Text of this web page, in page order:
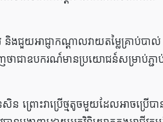
និងជួយអាជ្ញាកណ្តាលវាយតម្លៃគ្រាប់បាល់
ថាជាឧបករណ៍មានប្រយោជន៍សម្រាប់ភ្ជ
ព្រោះវាប្រើថ្មតូចមួយដែលអាចប្រើប